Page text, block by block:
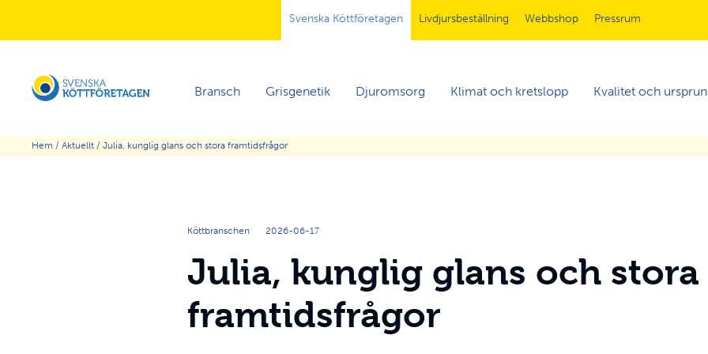
Svenska Köttföretagen Livdjursbeställning Webbshop Pressrum
Bransch Grisgenetik Djuromsorg Klimat och kretslopp Kvalitet och
Hem / Aktuellt / Julia, kunglig glans och stora framtidsfrågor
Köttbranschen 2026-06-17
Julia, kunglig glans och stora
framtidsfrågor